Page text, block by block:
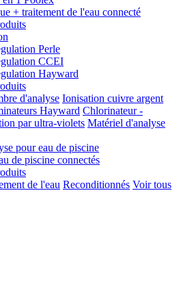
+ traitement de l'eau connecté
Perle
CCEI
Hayward
d'analyse Ionisation cuivre argent
Hayward Chlorinateur -
par ultra-violets Matériel d'analyse
pour eau de piscine
de piscine connectés
de l'eau Reconditionnés Voir tous